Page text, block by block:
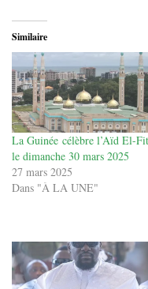
Similaire
La Guinée célèbre l’Aïd El-
le dimanche 30 mars 2025
27 mars 2025
Dans "À LA UNE"